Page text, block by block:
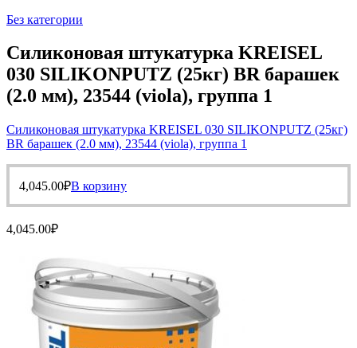
Без категории
Силиконовая штукатурка KREISEL
030 SILIKONPUTZ (25кг) BR барашек
(2.0 мм), 23544 (viola), группа 1
Силиконовая штукатурка KREISEL 030 SILIKONPUTZ (25кг)
BR барашек (2.0 мм), 23544 (viola), группа 1
4,045.00₽В корзину
4,045.00₽